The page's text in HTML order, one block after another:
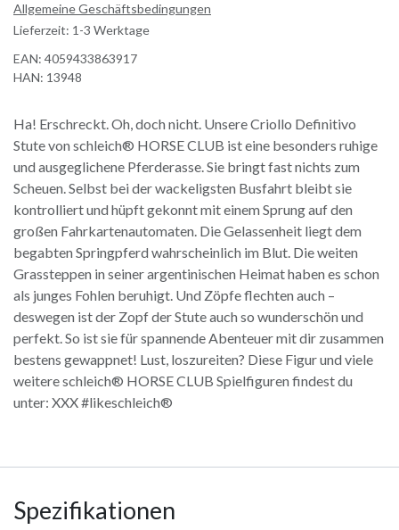
Allgemeine Geschäftsbedingungen
Lieferzeit: 1-3 Werktage
EAN: 4059433863917
HAN: 13948
Ha! Erschreckt. Oh, doch nicht. Unsere Criollo Definitivo
Stute von schleich® HORSE CLUB ist eine besonders ruhige
und ausgeglichene Pferderasse. Sie bringt fast nichts zum
Scheuen. Selbst bei der wackeligsten Busfahrt bleibt sie
kontrolliert und hüpft gekonnt mit einem Sprung auf den
großen Fahrkartenautomaten. Die Gelassenheit liegt dem
begabten Springpferd wahrscheinlich im Blut. Die weiten
Grassteppen in seiner argentinischen Heimat haben es schon
als junges Fohlen beruhigt. Und Zöpfe flechten auch –
deswegen ist der Zopf der Stute auch so wunderschön und
perfekt. So ist sie für spannende Abenteuer mit dir zusammen
bestens gewappnet! Lust, loszureiten? Diese Figur und viele
weitere schleich® HORSE CLUB Spielfiguren findest du
unter: XXX #likeschleich®
Spezifikationen